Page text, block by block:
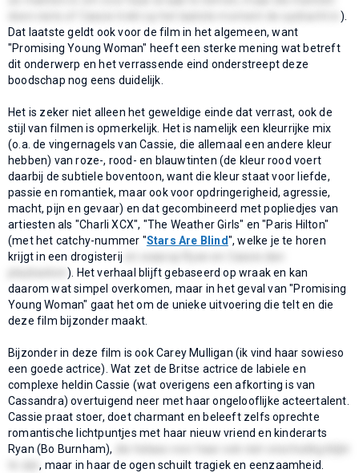
).
Dat laatste geldt ook voor de film in het algemeen, want
"Promising Young Woman" heeft een sterke mening wat betreft
dit onderwerp en het verrassende eind onderstreept deze
boodschap nog eens duidelijk.
Het is zeker niet alleen het geweldige einde dat verrast, ook de
stijl van filmen is opmerkelijk. Het is namelijk een kleurrijke mix
(o.a. de vingernagels van Cassie, die allemaal een andere kleur
hebben) van roze-, rood- en blauwtinten (de kleur rood voert
daarbij de subtiele boventoon, want die kleur staat voor liefde,
passie en romantiek, maar ook voor opdringerigheid, agressie,
macht, pijn en gevaar) en dat gecombineerd met popliedjes van
artiesten als "Charli XCX", "The Weather Girls" en "Paris Hilton"
(met het catchy-nummer "Stars Are Blind", welke je te horen
krijgt in een drogisterij
). Het verhaal blijft gebaseerd op wraak en kan
daarom wat simpel overkomen, maar in het geval van "Promising
Young Woman" gaat het om de unieke uitvoering die telt en die
deze film bijzonder maakt.
Bijzonder in deze film is ook Carey Mulligan (ik vind haar sowieso
een goede actrice). Wat zet de Britse actrice de labiele en
complexe heldin Cassie (wat overigens een afkorting is van
Cassandra) overtuigend neer met haar ongelooflijke acteertalent.
Cassie praat stoer, doet charmant en beleeft zelfs oprechte
romantische lichtpuntjes met haar nieuw vriend en kinderarts
Ryan (Bo Burnham),
te zijn, maar in haar de ogen schuilt tragiek en eenzaamheid.